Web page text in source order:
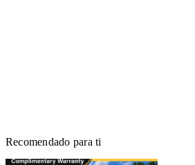
Recomendado para ti